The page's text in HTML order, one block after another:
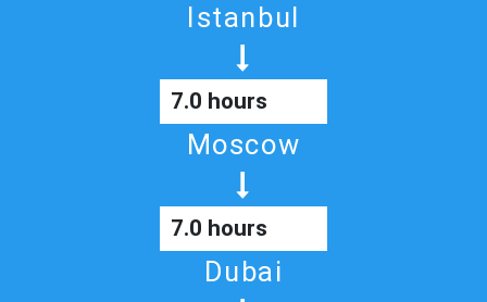
Istanbul
7.0 hours
Moscow
7.0 hours
Dubai